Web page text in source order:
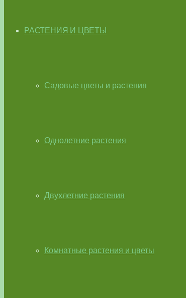
РАСТЕНИЯ И ЦВЕТЫ
Садовые цветы и растения
Однолетние растения
Двухлетние растения
Комнатные растения и цветы